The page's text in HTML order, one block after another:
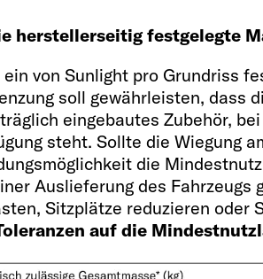
herstellerseitig festgelegte
von Sunlight pro Grundriss
soll gewährleisten, dass
eingebautes Zubehör,
steht. Sollte die Wiegung
die
Auslieferung des Fahrzeugs
Sitzplätze reduzieren oder
auf die
/ Motor / Leistung kW
Jumper / 2.2 / 103 (140)